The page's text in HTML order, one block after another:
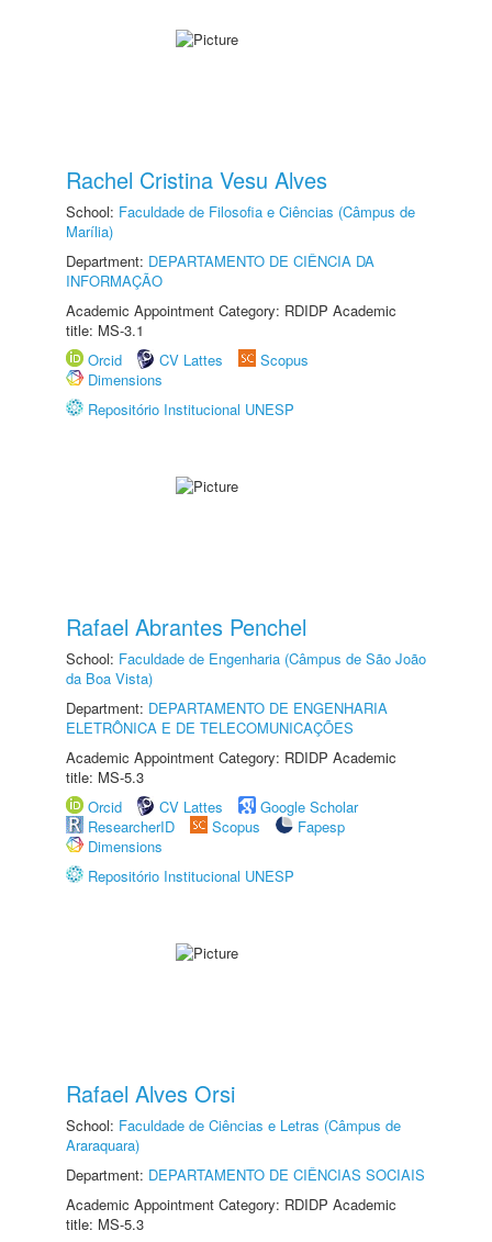
Rachel Cristina Vesu Alves
School: Faculdade de Filosofia e Ciências (Câmpus de
Marília)
Department: DEPARTAMENTO DE CIÊNCIA DA
INFORMAÇÃO
Academic Appointment Category: RDIDP Academic
title: MS-3.1
Orcid
CV Lattes
Scopus
Dimensions
Repositório Institucional UNESP
Rafael Abrantes Penchel
School: Faculdade de Engenharia (Câmpus de São João
da Boa Vista)
Department: DEPARTAMENTO DE ENGENHARIA
ELETRÔNICA E DE TELECOMUNICAÇÕES
Academic Appointment Category: RDIDP Academic
title: MS-5.3
Orcid
CV Lattes
Google Scholar
ResearcherID
Scopus
Fapesp
Dimensions
Repositório Institucional UNESP
Rafael Alves Orsi
School: Faculdade de Ciências e Letras (Câmpus de
Araraquara)
Department: DEPARTAMENTO DE CIÊNCIAS SOCIAIS
Academic Appointment Category: RDIDP Academic
title: MS-5.3